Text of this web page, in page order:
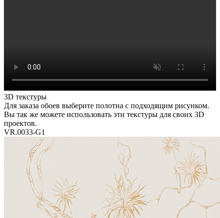
3D текстуры
Для заказа обоев выберите полотна с подходящим рисунком.
Вы так же можете использовать эти текстуры для своих 3D
проектов.
VR.0033-G1